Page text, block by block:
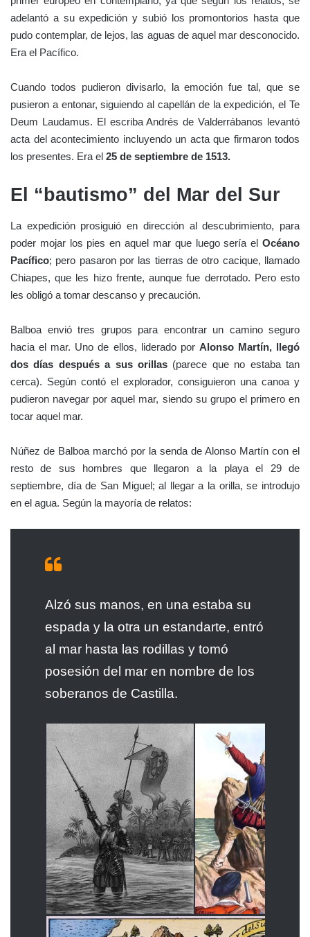
adelantó a su expedición y subió los promontorios hasta que
pudo contemplar, de lejos, las aguas de aquel mar desconocido.
Era el Pacífico.
Cuando todos pudieron divisarlo, la emoción fue tal, que se
pusieron a entonar, siguiendo al capellán de la expedición, el Te
Deum Laudamus. El escriba Andrés de Valderrábanos levantó
acta del acontecimiento incluyendo un acta que firmaron todos
los presentes. Era el 25 de septiembre de 1513.
El “bautismo” del Mar del Sur
La expedición prosiguió en dirección al descubrimiento, para
poder mojar los pies en aquel mar que luego sería el Océano
Pacífico; pero pasaron por las tierras de otro cacique, llamado
Chiapes, que les hizo frente, aunque fue derrotado. Pero esto
les obligó a tomar descanso y precaución.
Balboa envió tres grupos para encontrar un camino seguro
hacia el mar. Uno de ellos, liderado por Alonso Martín, llegó
dos días después a sus orillas (parece que no estaba tan
cerca). Según contó el explorador, consiguieron una canoa y
pudieron navegar por aquel mar, siendo su grupo el primero en
tocar aquel mar.
Núñez de Balboa marchó por la senda de Alonso Martín con el
resto de sus hombres que llegaron a la playa el 29 de
septiembre, día de San Miguel; al llegar a la orilla, se introdujo
en el agua. Según la mayoría de relatos:
Alzó sus manos, en una estaba su
espada y la otra un estandarte, entró
al mar hasta las rodillas y tomó
posesión del mar en nombre de los
soberanos de Castilla.